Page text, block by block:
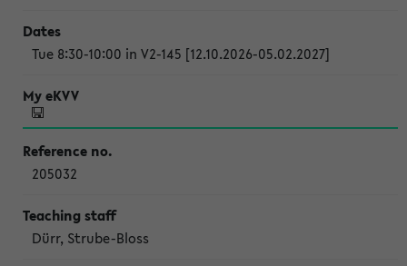
Tue 8:30-10:00 in V2-145 [12.10.2026-05.02.2027]
205032
Dürr, Strube-Bloss